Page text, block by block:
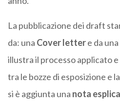
La pubblicazione dei draft
da: una Cover lettere da una
illustra il processo applicato
tra le bozze di esposizione e
si è aggiunta una nota